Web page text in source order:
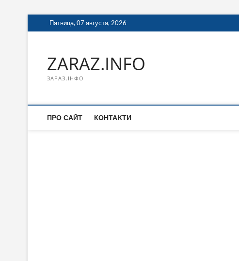
Перейти
к
Пятница, 07 августа, 2026
ZARAZ.INFO
ЗАРАЗ.ІНФО
ПРО САЙТ КОНТАКТИ